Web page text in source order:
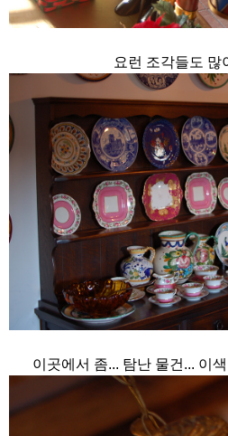
요런 조각들도 많
이곳에서 좀... 탐난 물건... 이